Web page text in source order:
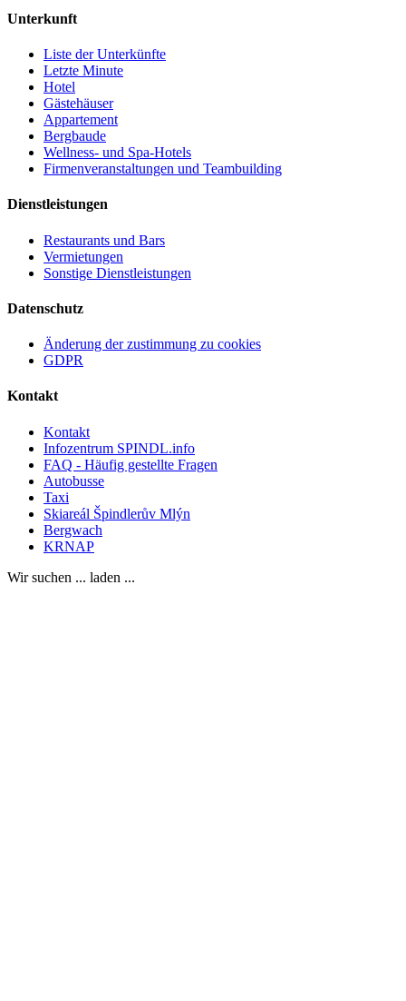
Unterkunft
Liste der Unterkünfte
Letzte Minute
Hotel
Gästehäuser
Appartement
Bergbaude
Wellness- und Spa-Hotels
Firmenveranstaltungen und Teambuilding
Dienstleistungen
Restaurants und Bars
Vermietungen
Sonstige Dienstleistungen
Datenschutz
Änderung der zustimmung zu cookies
GDPR
Kontakt
Kontakt
Infozentrum SPINDL.info
FAQ - Häufig gestellte Fragen
Autobusse
Taxi
Skiareál Špindlerův Mlýn
Bergwach
KRNAP
Wir suchen ... laden ...